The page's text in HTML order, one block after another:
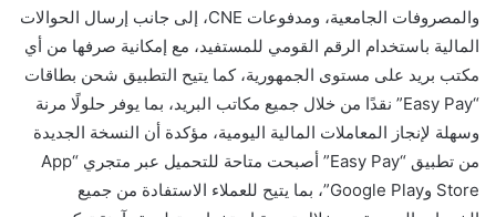
والمصروفات الجامعية، ومدفوعات CNE، إلى جانب إرسال الحوالات
المالية باستخدام الرقم القومي للمستفيد، مع إمكانية صرفها من أي
مكتب بريد على مستوى الجمهورية، كما يتيح التطبيق شحن بطاقات
“Easy Pay” نقدًا من خلال جميع مكاتب البريد، بما يوفر حلولًا مرنة
وسهلة لإنجاز المعاملات المالية اليومية، مؤكدة أن النسخة الجديدة
من تطبيق “Easy Pay” أصبحت متاحة للتحميل عبر متجري “App
Store وGoogle Play”، بما يتيح للعملاء الاستفادة من جميع